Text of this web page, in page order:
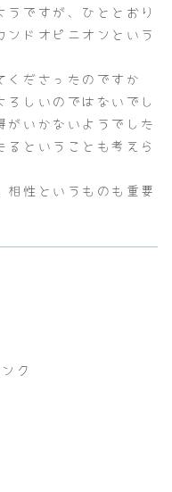
ですが、ひととおり
ドオピニオンという
くださったのですか
しいのではないでし
がいかないようでした
ということも考えら
相性というものも重要
ク